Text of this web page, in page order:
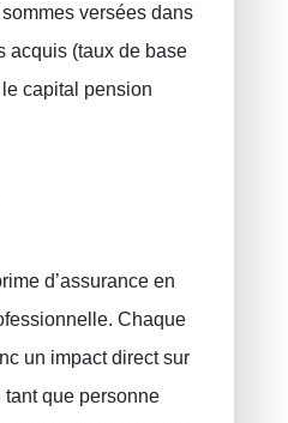
versées dans
acquis (taux de base
capital pension
d’assurance en
Chaque
un impact direct sur
que personne